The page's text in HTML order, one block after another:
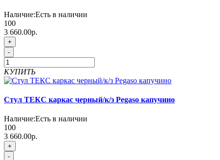
Наличие:Есть в наличии
100
3 660.00р.
+
-
КУПИТЬ
Стул ТЕКС каркас черный/к/з Pegaso капучино
Наличие:Есть в наличии
100
3 660.00р.
+
-